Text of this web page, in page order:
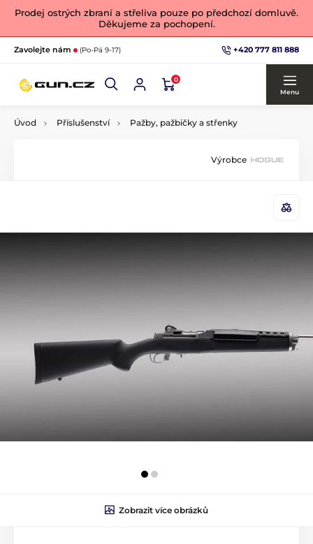
Prodej ostrých zbraní a střeliva pouze po předchozí domluvě.
Děkujeme za pochopení.
Zavolejte nám (Po-Pá 9-17) +420 777 811 888
0
Menu
Úvod Příslušenství Pažby, pažbičky a střenky
Výrobce
Zobrazit více obrázků